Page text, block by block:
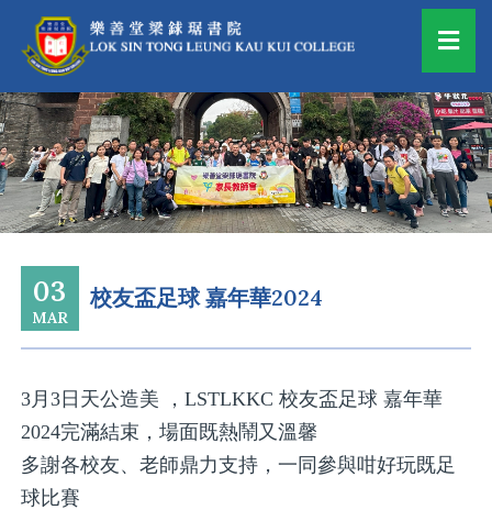
03
MAR
校友盃足球 嘉年華2024
3月3日天公造美 ，LSTLKKC 校友盃足球 嘉年華
2024完滿結束，場面既熱鬧又溫馨
多謝各校友、老師鼎力支持，一同參與咁好玩既足
球比賽